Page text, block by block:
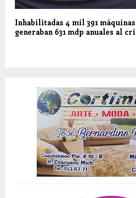
Inhabilitadas 4 mil 391
generaban 631 mdp anuales al